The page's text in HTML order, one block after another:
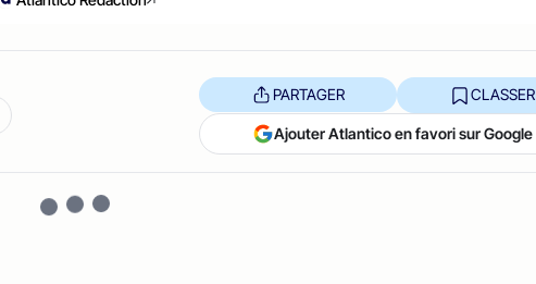
PARTAGER CLASSER
Ajouter Atlantico en favori sur Google